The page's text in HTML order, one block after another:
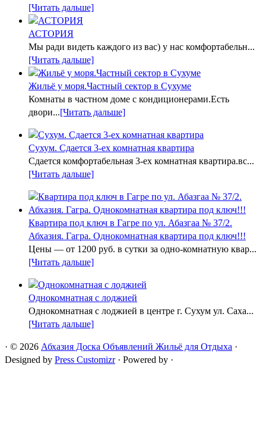
[Читать дальше]
АСТОРИЯ
Мы ради видеть каждого из вас) у нас комфортабельн...
[Читать дальше]
Жильё у моря.Частный сектор в Сухуме
Комнаты в частном доме с кондиционерами.Есть
двори...[Читать дальше]
Сухум. Сдается 3-ех комнатная квартира
Сдается комфортабельная 3-ех комнатная квартира.вс...
[Читать дальше]
Квартира под ключ в Гагре по ул. Абазгаа № 37/2.
Абхазия. Гагра. Однокомнатная квартира под ключ!!!
Цены — от 1200 руб. в сутки за одно-комнатную квар...
[Читать дальше]
Однокомнатная с лоджией
Однокомнатная с лоджией в центре г. Сухум ул. Саха...
[Читать дальше]
· © 2026 Абхазия Доска Объявлений Жильё для Отдыха ·
Designed by Press Customizr· Powered by ·